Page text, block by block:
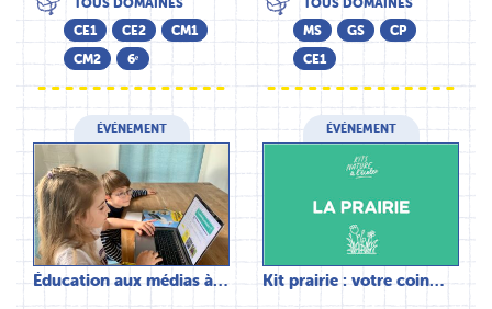
CE1
CE2
CM1
CM2
6ᵉ
MS
GS
CP
CE1
ÉVÉNEMENT
Éducation aux médias à…
ÉVÉNEMENT
Kit prairie : votre coin…